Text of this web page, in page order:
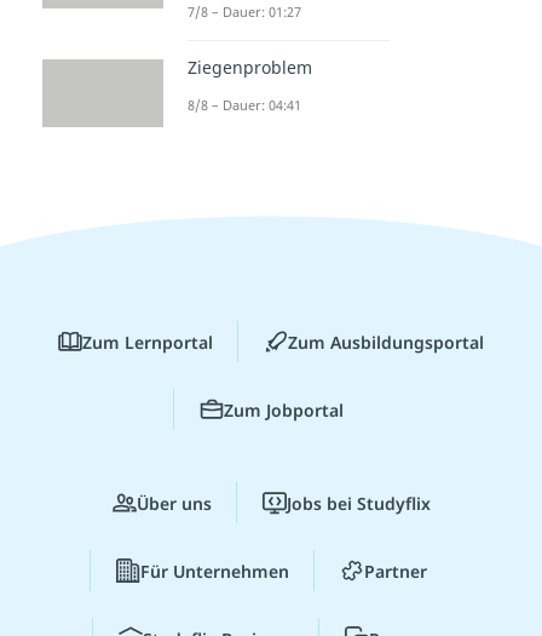
7/8 – Dauer: 01:27
Ziegenproblem
8/8 – Dauer: 04:41
Zum Lernportal Zum Ausbildungsportal
Zum Jobportal
Über uns Jobs bei Studyflix
Für Unternehmen Partner